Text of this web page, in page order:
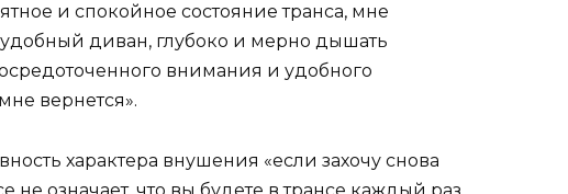
и спокойное состояние транса, мне
удобный диван, глубоко и мерно дышать
внимания и удобного
вернется».
характера внушения «если захочу снова
не означает, что вы будете в трансе каждый раз,